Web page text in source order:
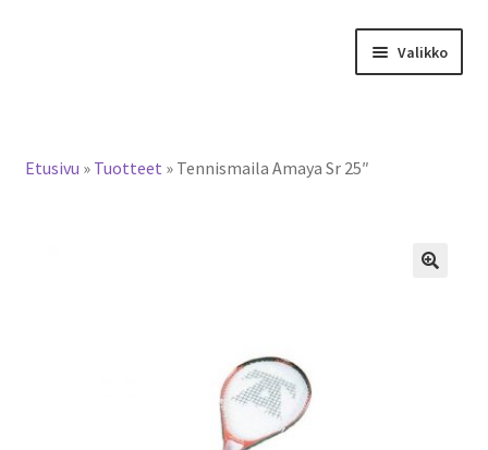
Valikko
valikko
Etusivu » Tuotteet » Tennismaila Amaya Sr 25″